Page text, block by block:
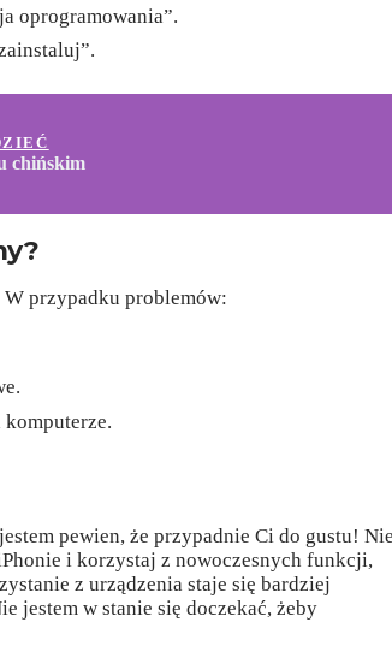
oprogramowania”.
chińskim
przypadku problemów:
pewien, że przypadnie Ci do gustu! Nie
i korzystaj z nowoczesnych funkcji,
z urządzenia staje się bardziej
jestem w stanie się doczekać, żeby